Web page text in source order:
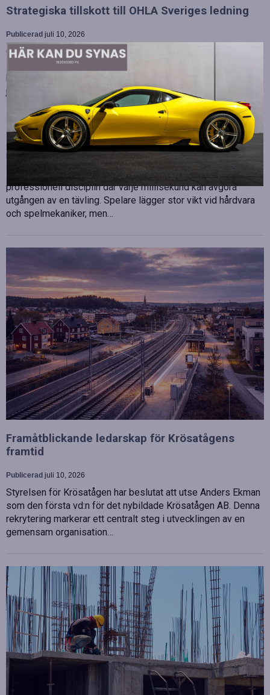
Strategiska tillskott till OHLA Sveriges ledning
Publicerad juli 10, 2026
OHLA Sverige stärker sin ledningsgrupp genom att anställa
Malin Bergman som HR-chef och María Vazquez som
juni 2026 och kommer att…
Betydelsen av snabb internetanslutning för e-
sport
E-sport har utvecklats från att vara en hobby till en
professionell disciplin där varje millisekund kan avgöra
utgången av en tävling. Spelare lägger stor vikt vid hårdvara
och spelmekaniker, men…
Framåtblickande ledarskap för Krösatågens
framtid
Publicerad juli 10, 2026
Styrelsen för Krösatågen har beslutat att utse Anders Ekman
som den första vd:n för det nybildade Krösatågen AB. Denna
rekrytering markerar ett centralt steg i utvecklingen av en
gemensam organisation…